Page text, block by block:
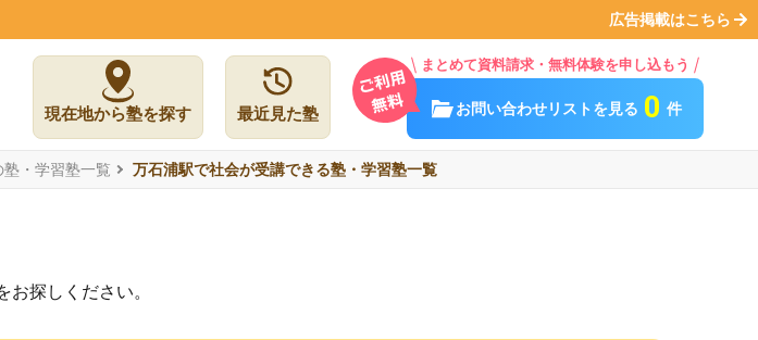
広告掲載はこちら
現在地から塾を探す 最近見た塾
まとめて資料請求・無料体験を申し込もう
お問い合わせリストを見る 0 件
・学習塾一覧 万石浦駅で社会が受講できる塾・学習塾一覧
探しください。